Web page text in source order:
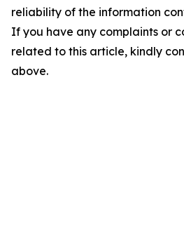
reliability of the information
If you have any complaints or
related to this article, kindly
above.